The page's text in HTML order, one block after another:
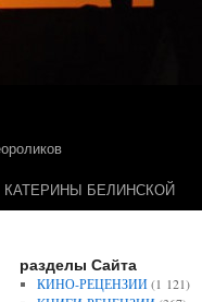
БЕЛИНСКОЙ
разделы Сайта
КИНО-РЕЦЕНЗИИ(1 121)